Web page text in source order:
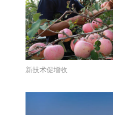
新技术促增收